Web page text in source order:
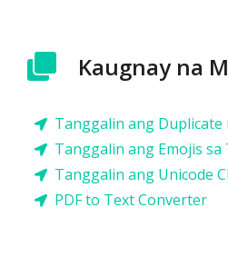
Kaugnay na
Tanggalin ang Duplicate
Tanggalin ang Emojis sa
Tanggalin ang Unicode
PDF to Text Converter